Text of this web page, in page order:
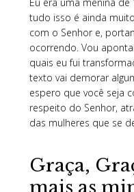
tudo isso é ainda
com o Senhor e,
ocorrendo. Vou
quais eu fui
texto vai demorar
espero que você seja
respeito do Senhor,
das mulheres que se
Graça,
mais as